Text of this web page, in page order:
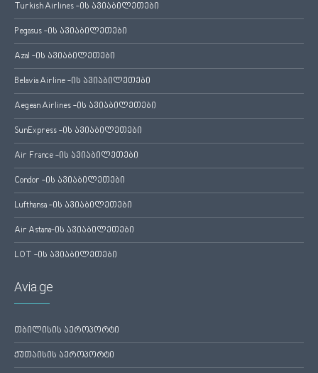
Turkish Airlines -ის ავიაბილეთები
Pegasus -ის ავიაბილეთები
Azal -ის ავიაბილეთები
Belavia Airline -ის ავიაბილეთები
Aegean Airlines -ის ავიაბილეთები
SunExpress -ის ავიაბილეთები
Air France -ის ავიაბილეთები
Condor -ის ავიაბილეთები
Lufthansa -ის ავიაბილეთები
Air Astana-ის ავიაბილეთები
LOT -ის ავიაბილეთები
Avia.ge
თბილისის აეროპორტი
ქუთაისის აეროპორტი